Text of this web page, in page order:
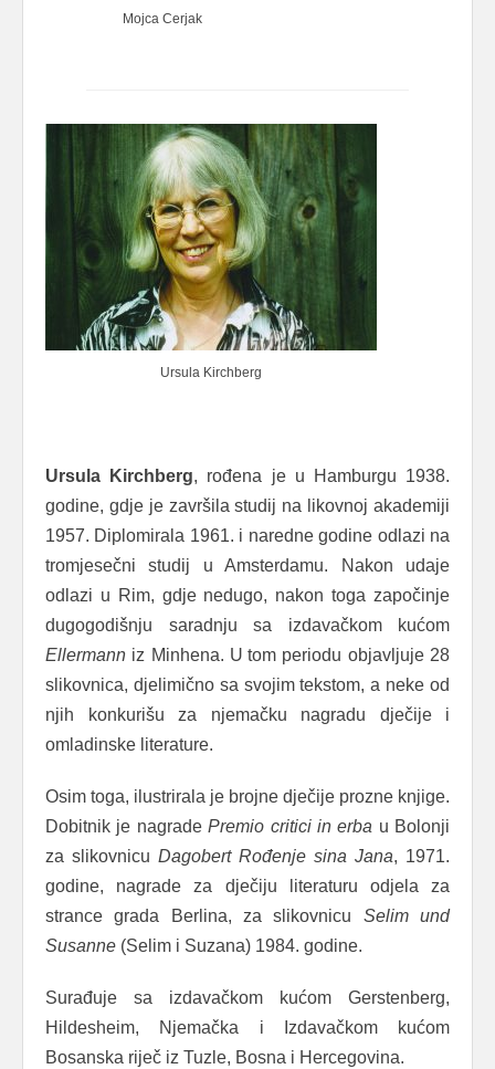
Mojca Cerjak
Ursula Kirchberg
Ursula Kirchberg, rođena je u Hamburgu 1938.
godine, gdje je završila studij na likovnoj akademiji
1957. Diplomirala 1961. i naredne godine odlazi na
tromjesečni studij u Amsterdamu. Nakon udaje
odlazi u Rim, gdje nedugo, nakon toga započinje
dugogodišnju saradnju sa izdavačkom kućom
Ellermann iz Minhena. U tom periodu objavljuje 28
slikovnica, djelimično sa svojim tekstom, a neke od
njih konkurišu za njemačku nagradu dječije i
omladinske literature.
Osim toga, ilustrirala je brojne dječije prozne knjige.
Dobitnik je nagradePremio critici in erba u Bolonji
za slikovnicu Dagobert Rođenje sina Jana, 1971.
godine, nagrade za dječiju literaturu odjela za
strance grada Berlina, za slikovnicu Selim und
Susanne (Selim i Suzana) 1984. godine.
Surađuje sa izdavačkom kućom Gerstenberg,
Hildesheim, Njemačka i Izdavačkom kućom
Bosanska riječ iz Tuzle, Bosna i Hercegovina.